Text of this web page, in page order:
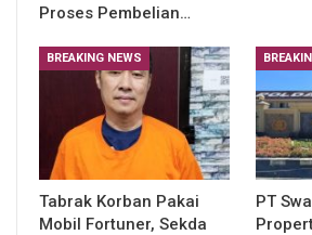
Proses Pembelian…
BREAKING NEWS
Tabrak Korban Pakai
Mobil Fortuner, Sekda
PT